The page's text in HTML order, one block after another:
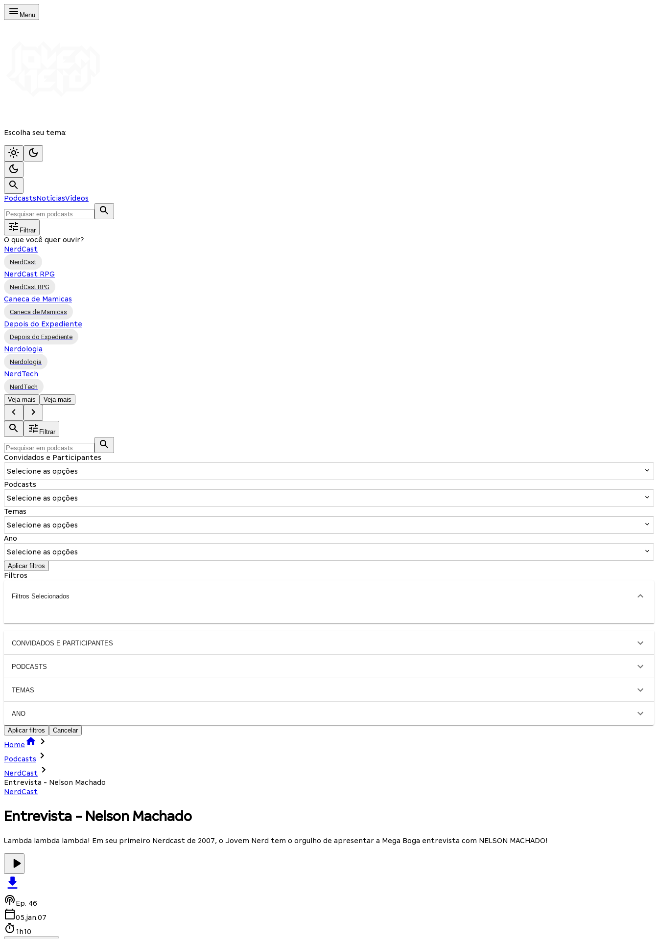
Menu
Escolha seu tema:
PodcastsNotíciasVídeos
Filtrar
O que você quer ouvir?
NerdCast
NerdCast
NerdCast RPG
NerdCast RPG
Caneca de Mamicas
Caneca de Mamicas
Depois do Expediente
Depois do Expediente
Nerdologia
Nerdologia
NerdTech
NerdTech
Veja mais
Veja mais
Filtrar
Convidados e Participantes
Selecione as opções
Podcasts
Selecione as opções
Temas
Selecione as opções
Ano
Selecione as opções
Aplicar filtros
Filtros
Filtros Selecionados
CONVIDADOS E PARTICIPANTES
PODCASTS
TEMAS
ANO
Aplicar filtros Cancelar
Home
Podcasts
NerdCast
Entrevista - Nelson Machado
NerdCast
Entrevista - Nelson Machado
Lambda lambda lambda! Em seu primeiro Nerdcast de 2007, o Jovem Nerd tem o orgulho de apresentar a Mega Boga entrevista com NELSON MACHADO!
Ep. 46
05.jan.07
1h10